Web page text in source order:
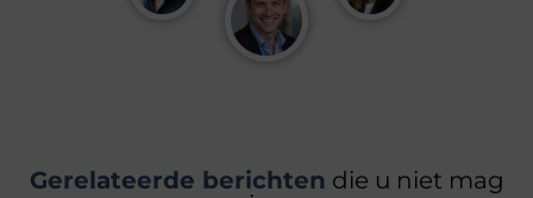
Gerelateerde berichten die u niet mag